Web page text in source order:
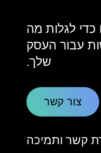
כדי לגלות מה
עבור העסק
שלך.
צור קשר
קשר ותמיכה